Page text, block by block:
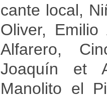
cante local,
Oliver,
Alfarero,
Joaquín et
Manolito el